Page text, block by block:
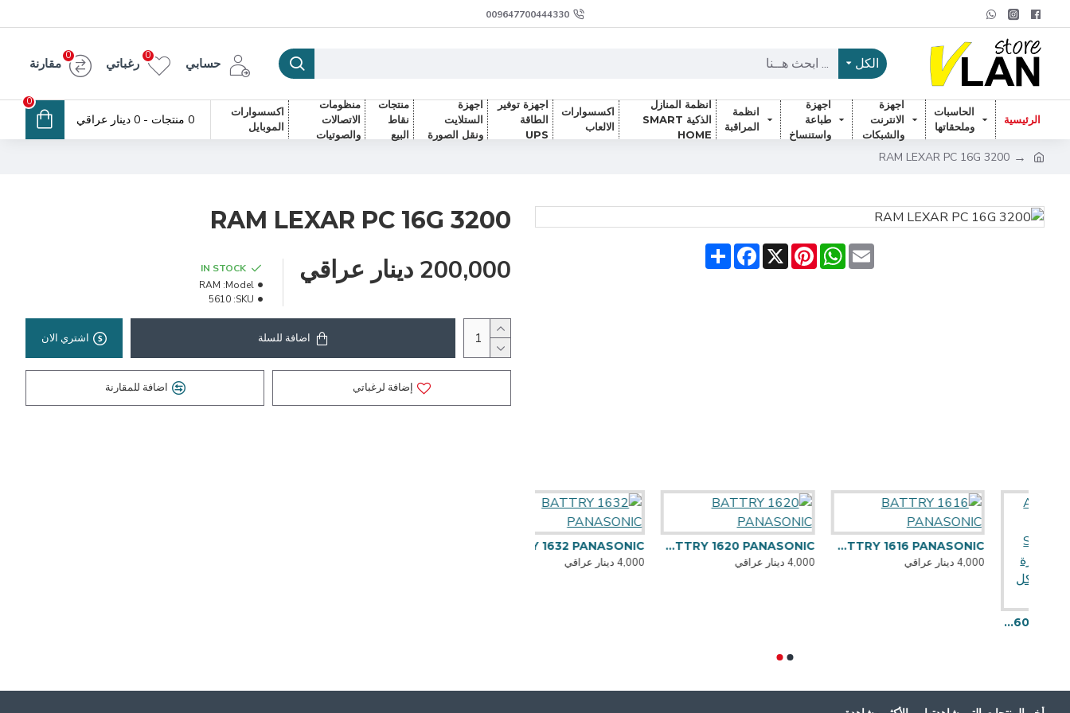
009647700444330
الكل حسابي رغباتي
0
مقارنة
0
الرئيسية
الحاسبات
وملحقاتها
اجهزة
الانترنت
والشبكات
اجهزة
طباعة
واستنساخ
انظمة
المراقبة
انظمة المنازل
الذكية SMART
HOME
اكسسوارات
الالعاب
اجهزة توفير
الطاقة
UPS
اجهزة
الستلايت
ونقل الصورة
منتجات
نقاط
البيع
منظومات
الاتصالات
والصوتيات
اكسسوارات
الموبايل
0 منتجات - 0 دينار عراقي
0
RAM LEXAR PC 16G 3200
Share
Facebook X
Pinterest
WhatsAppEmail
RAM LEXAR PC 16G 3200
200,000 دينار عراقي
IN STOCK
Model:
RAM
SKU:
5610
اضافة للسلة اشتري الان
إضافة لرغباتي اضافة للمقارنة
BATTRY 1616 PANASONIC
4,000 دينار عراقي
BATTRY 1620 PANASONIC
BATTRY 1632 PANASONIC